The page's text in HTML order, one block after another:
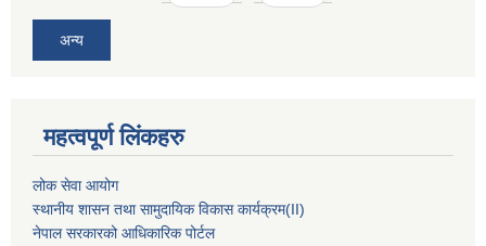
अन्य
महत्वपूर्ण लिंकहरु
लोक सेवा आयोग
स्थानीय शासन तथा सामुदायिक विकास कार्यक्रम(II)
नेपाल सरकारको आधिकारिक पोर्टल